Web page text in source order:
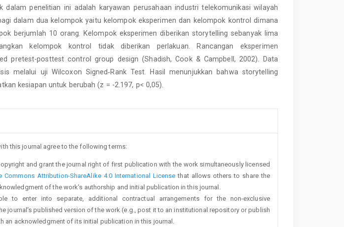
dalam penelitian ini adalah karyawan perusahaan industri telekomunikasi wilayah
dalam dua kelompok yaitu kelompok eksperimen dan kelompok kontrol dimana
berjumlah 10 orang. Kelompok eksperimen diberikan storytelling sebanyak lima
kelompok kontrol tidak diberikan perlakuan. Rancangan eksperimen
pretest-posttest control group design (Shadish, Cook & Campbell, 2002). Data
melalui uji Wilcoxon Signed‐Rank Test. Hasil menunjukkan bahwa storytelling
kesiapan untuk berubah (z = -2.197, p< 0,05).
this journal agree to the following terms:
and grant the journal right of first publication with the work simultaneously licensed
Commons Attribution-ShareAlike 4.0 International License that allows others to share the
of the work's authorship and initial publication in this journal.
to enter into separate, additional contractual arrangements for the non-exclusive
journal's published version of the work (e.g., post it to an institutional repository or publish
an acknowledgment of its initial publication in this journal.